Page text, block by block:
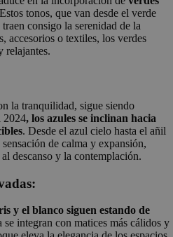
Estos tonos, que van desde el verde
consigo la serenidad de la
accesorios o textiles, los verdes
relajantes.
la tranquilidad, sigue siendo
2024, los azules se inclinan hacia
. Desde el azul cielo hasta el añil
de calma y expansión,
descanso y la contemplación.
y el blanco siguen estando de
se integran con matices más cálidos y